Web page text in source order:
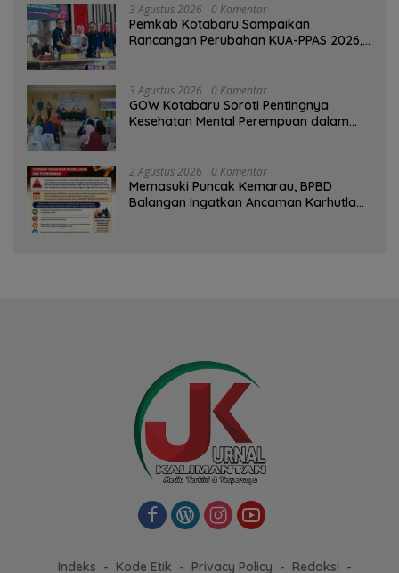
3 Agustus 2026 0 Komentar
Pemkab Kotabaru Sampaikan
Rancangan Perubahan KUA-PPAS 2026,
3 Agustus 2026 0 Komentar
GOW Kotabaru Soroti Pentingnya
Kesehatan Mental Perempuan dalam
2 Agustus 2026 0 Komentar
Memasuki Puncak Kemarau, BPBD
Balangan Ingatkan Ancaman Karhutla
Indeks Kode Etik Privacy Policy Redaksi